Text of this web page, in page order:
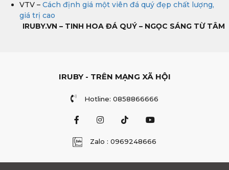
VTV – Cách định giá một viên đá quý đẹp chất lượng,
giá trị cao
IRUBY.VN – TINH HOA ĐÁ QUÝ – NGỌC SÁNG TỪ TÂM
IRUBY - TRÊN MẠNG XÃ HỘI
Hotline: 0858866666
Zalo : 0969248666